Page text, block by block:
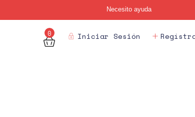
Necesito ayuda
0 Iniciar Sesión